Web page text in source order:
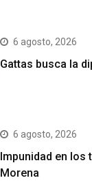
6 agosto, 2026
Gattas busca la
6 agosto, 2026
Impunidad en los
Morena